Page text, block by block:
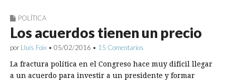
POLÍTICA
Los acuerdos tienen un precio
por Lluís Foix • 05/02/2016 • 15 Comentarios
La fractura política en el Congreso hace muy difícil llegar
a un acuerdo para investir a un presidente y formar